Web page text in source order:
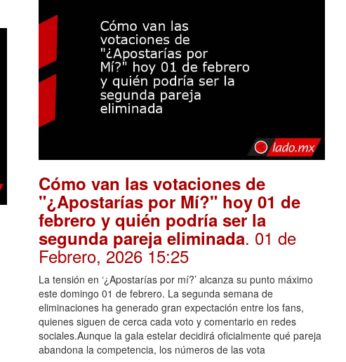
Cómo van las votaciones de
"¿Apostarías por Mí?" hoy 01 de
febrero y quién podría ser la
segunda pareja eliminada. 01 de
Febrero, 2026 15:25
La tensión en ‘¿Apostarías por mí?’ alcanza su punto máximo
este domingo 01 de febrero. La segunda semana de
eliminaciones ha generado gran expectación entre los fans,
quienes siguen de cerca cada voto y comentario en redes
sociales.Aunque la gala estelar decidirá oficialmente qué pareja
abandona la competencia, los números de las vota